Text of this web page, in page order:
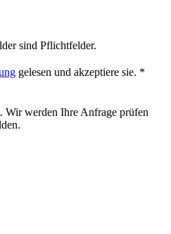
sind Pflichtfelder.
gelesen und akzeptiere sie. *
werden Ihre Anfrage prüfen